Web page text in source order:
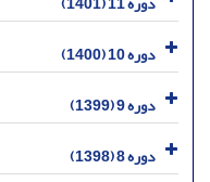
دوره 10 (1400)
دوره 9 (1399)
دوره 8 (1398)